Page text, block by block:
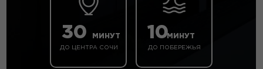
30 МИНУТ
ДО ЦЕНТРА СОЧИ
10МИНУТ
ДО ПОБЕРЕЖЬЯ